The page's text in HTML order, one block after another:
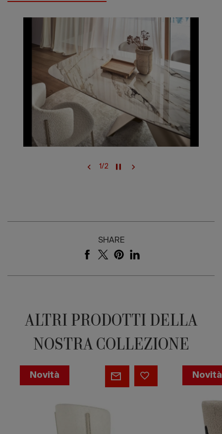
1/2
SHARE
ALTRI PRODOTTI DELLA
NOSTRA COLLEZIONE
FlexNovità
Mara
Mid
Novità